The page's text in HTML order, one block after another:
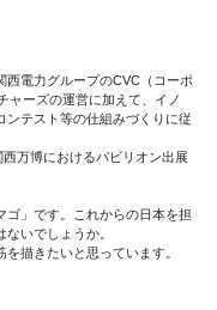
電力グループのCVC（コーポ
ャーズの運営に加えて、イノ
ンテスト等の仕組みづくりに従
万博におけるパビリオン出展
ゴ」です。これからの日本を担
いでしょうか。
描きたいと思っています。